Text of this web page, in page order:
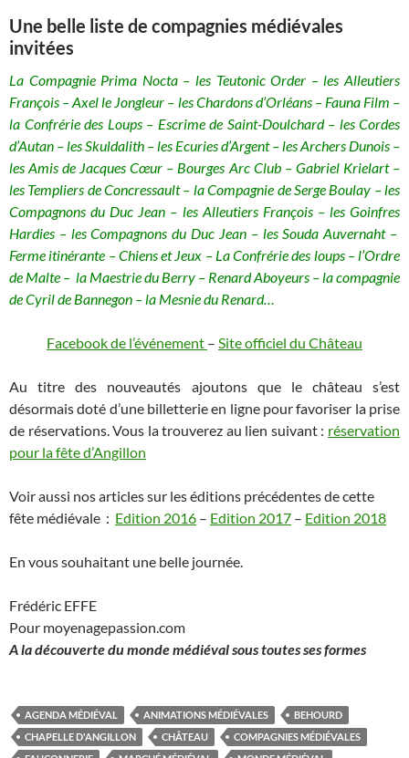
Une belle liste de compagnies médiévales
invitées
La Compagnie Prima Nocta – les Teutonic Order – les Alleutiers
François – Axel le Jongleur – les Chardons d’Orléans – Fauna Film –
la Confrérie des Loups – Escrime de Saint-Doulchard – les Cordes
d’Autan – les Skuldalith – les Ecuries d’Argent – les Archers Dunois –
les Amis de Jacques Cœur – Bourges Arc Club – Gabriel Krielart –
les Templiers de Concressault – la Compagnie de Serge Boulay – les
Compagnons du Duc Jean – les Alleutiers François – les Goinfres
Hardies – les Compagnons du Duc Jean – les Souda Auvernaht –
Ferme itinérante – Chiens et Jeux – La Confrérie des loups – l’Ordre
de Malte – la Maestrie du Berry – Renard Aboyeurs – la compagnie
de Cyril de Bannegon – la Mesnie du Renard…
Facebook de l’événement – Site officiel du Château
Au titre des nouveautés ajoutons que le château s’est
désormais doté d’une billetterie en ligne pour favoriser la prise
de réservations. Vous la trouverez au lien suivant : réservation
pour la fête d’Angillon
Voir aussi nos articles sur les éditions précédentes de cette
fête médiévale : Edition 2016 – Edition 2017 – Edition 2018
En vous souhaitant une belle journée.
Frédéric EFFE
Pour moyenagepassion.com
A la découverte du monde médiéval sous toutes ses formes
AGENDA MÉDIÉVAL ANIMATIONS MÉDIÉVALES
BEHOURD
CHAPELLE D'ANGILLON
CHÂTEAU
COMPAGNIES MÉDIÉVALES